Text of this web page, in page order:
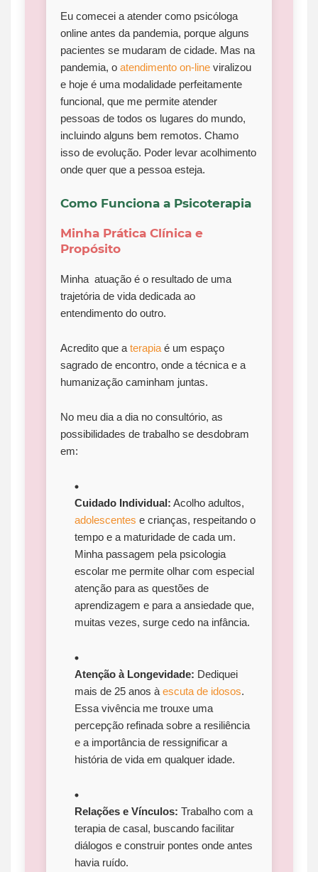
Eu comecei a atender como psicóloga
online antes da pandemia, porque alguns
pacientes se mudaram de cidade. Mas na
pandemia, o atendimento on-line viralizou
e hoje é uma modalidade perfeitamente
funcional, que me permite atender
pessoas de todos os lugares do mundo,
incluindo alguns bem remotos. Chamo
isso de evolução. Poder levar acolhimento
onde quer que a pessoa esteja.
Como Funciona a Psicoterapia
Minha Prática Clínica e
Propósito
Minha atuação é o resultado de uma
trajetória de vida dedicada ao
entendimento do outro.
Acredito que a terapia é um espaço
sagrado de encontro, onde a técnica e a
humanização caminham juntas.
No meu dia a dia no consultório, as
possibilidades de trabalho se desdobram
em:
Cuidado Individual: Acolho adultos,
adolescentes e crianças, respeitando o
tempo e a maturidade de cada um.
Minha passagem pela psicologia
escolar me permite olhar com especial
atenção para as questões de
aprendizagem e para a ansiedade que,
muitas vezes, surge cedo na infância.
Atenção à Longevidade: Dediquei
mais de 25 anos à escuta de idosos.
Essa vivência me trouxe uma
percepção refinada sobre a resiliência
e a importância de ressignificar a
história de vida em qualquer idade.
Relações e Vínculos: Trabalho com a
terapia de casal, buscando facilitar
diálogos e construir pontes onde antes
havia ruído.